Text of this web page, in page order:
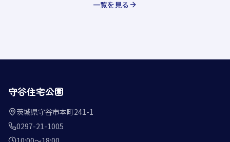
一覧を見る
守谷住宅公園
茨城県守谷市本町241-1
0297-21-1005